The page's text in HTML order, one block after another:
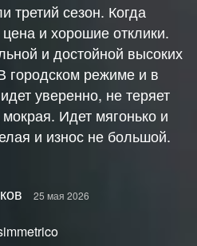
третий сезон. Когда
и хорошие отклики.
и достойной высоких
городском режиме и в
уверенно, не теряет
мокрая. Идет мягонько и
и износ не большой.
25 мая 2026